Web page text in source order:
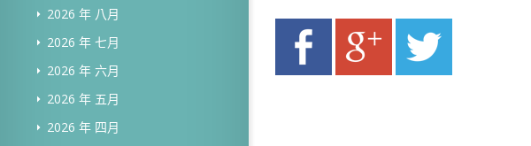
2026 年 八月
2026 年 七月
2026 年 六月
2026 年 五月
2026 年 四月